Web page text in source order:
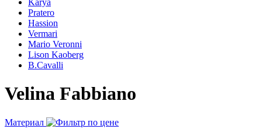
Karya
Pratero
Hassion
Vermari
Mario Veronni
Lison Kaoberg
B.Cavalli
Velina Fabbiano
Материал